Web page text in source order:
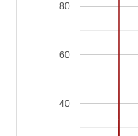
40
60
80